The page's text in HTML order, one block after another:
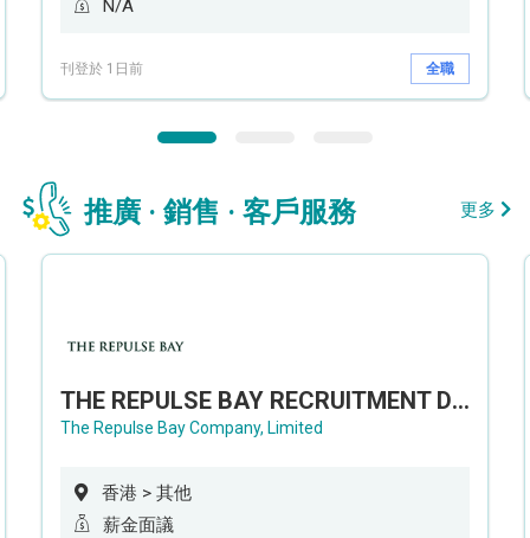
N/A
刊登於 1日前 全職
推廣 · 銷售 · 客戶服務 更多
THE REPULSE BAY RECRUITMENT DAY 淺水灣影灣園人才招聘會
The Repulse Bay Company, Limited
香港 > 其他
薪金面議